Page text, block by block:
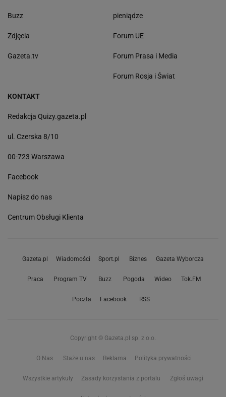
Buzz
Zdjęcia
Gazeta.tv
pieniądze
Forum UE
Forum Prasa i Media
Forum Rosja i Świat
KONTAKT
Redakcja Quizy.gazeta.pl
ul. Czerska 8/10
00-723 Warszawa
Facebook
Napisz do nas
Centrum Obsługi Klienta
Gazeta.pl Wiadomości Sport.pl Biznes Gazeta Wyborcza
Praca Program TV Buzz Pogoda Wideo Tok.FM
Poczta Facebook RSS
Copyright © Gazeta.pl sp. z o.o.
O Nas Staże u nas Reklama Polityka prywatności
Wszystkie artykuły Zasady korzystania z portalu Zgłoś uwagi